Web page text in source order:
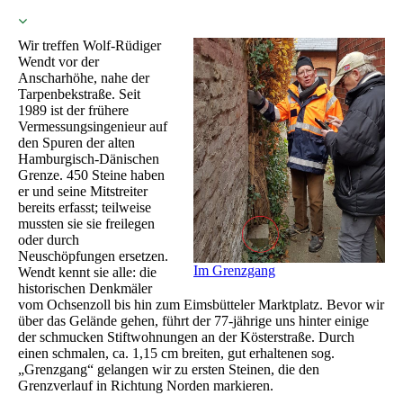
Im Grenzgang
Wir treffen Wolf-Rüdiger
Wendt vor der
Anscharhöhe, nahe der
Tarpenbekstraße. Seit
1989 ist der frühere
Vermessungsingenieur auf
den Spuren der alten
Hamburgisch-Dänischen
Grenze. 450 Steine haben
er und seine Mitstreiter
bereits erfasst; teilweise
mussten sie sie freilegen
oder durch
Neuschöpfungen ersetzen.
Wendt kennt sie alle: die
historischen Denkmäler
vom Ochsenzoll bis hin zum Eimsbütteler Marktplatz. Bevor wir
über das Gelände gehen, führt der 77-jährige uns hinter einige
der schmucken Stiftwohnungen an der Kösterstraße. Durch
einen schmalen, ca. 1,15 cm breiten, gut erhaltenen sog.
„Grenzgang“ gelangen wir zu ersten Steinen, die den
Grenzverlauf in Richtung Norden markieren.